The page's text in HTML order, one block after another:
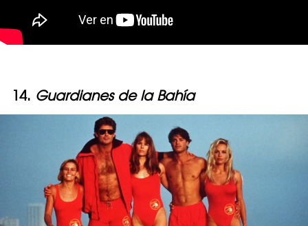
14. Guardianes de la Bahía